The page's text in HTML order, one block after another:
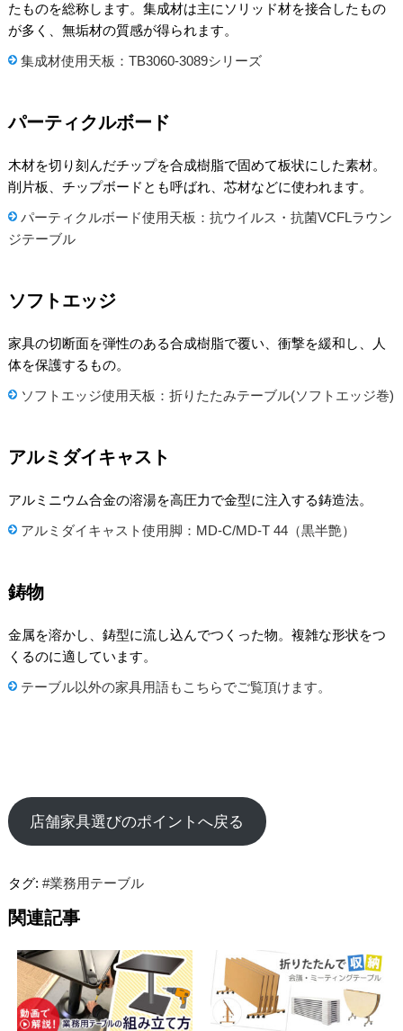
たものを総称します。集成材は主にソリッド材を接合したもの
が多く、無垢材の質感が得られます。
集成材使用天板：TB3060-3089シリーズ
パーティクルボード
木材を切り刻んだチップを合成樹脂で固めて板状にした素材。
削片板、チップボードとも呼ばれ、芯材などに使われます。
パーティクルボード使用天板：抗ウイルス・抗菌VCFLラウン
ジテーブル
ソフトエッジ
家具の切断面を弾性のある合成樹脂で覆い、衝撃を緩和し、人
体を保護するもの。
ソフトエッジ使用天板：折りたたみテーブル(ソフトエッジ巻)
アルミダイキャスト
アルミニウム合金の溶湯を高圧力で金型に注入する鋳造法。
アルミダイキャスト使用脚：MD-C/MD-T 44（黒半艶）
鋳物
金属を溶かし、鋳型に流し込んでつくった物。複雑な形状をつ
くるのに適しています。
テーブル以外の家具用語もこちらでご覧頂けます。
店舗家具選びのポイントへ戻る
タグ: #業務用テーブル
関連記事